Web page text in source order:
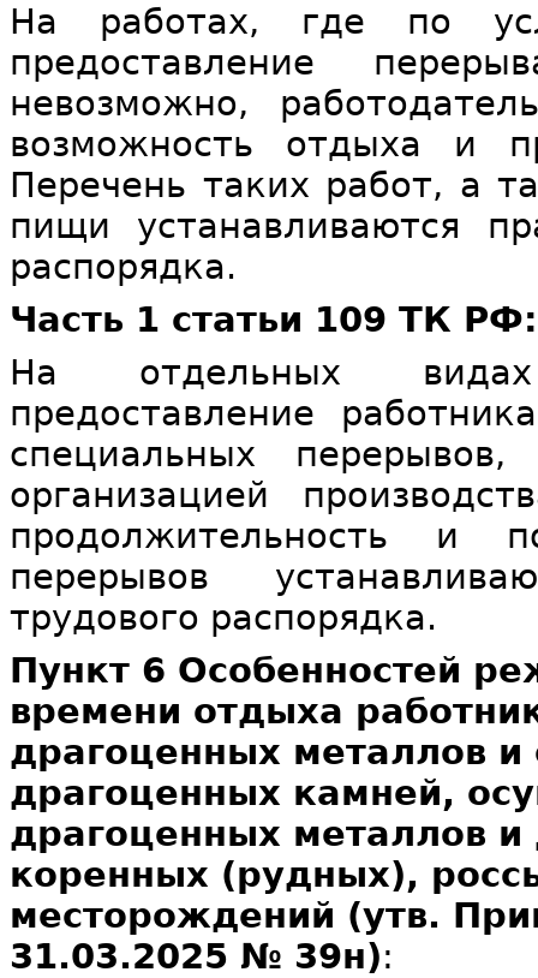
На работах, где по
предоставление
невозможно,
возможность отдыха и
Перечень таких работ, а
пищи устанавливаются
распорядка.
Часть 1 статьи 109 ТК РФ:
На отдельных видах
предоставление
специальных
организацией
продолжительность и
перерывов
трудового распорядка.
Пункт 6 Особенностей
времени отдыха
драгоценных металлов и
драгоценных камней,
драгоценных металлов
коренных (рудных),
месторождений (утв.
31.03.2025 № 39н):